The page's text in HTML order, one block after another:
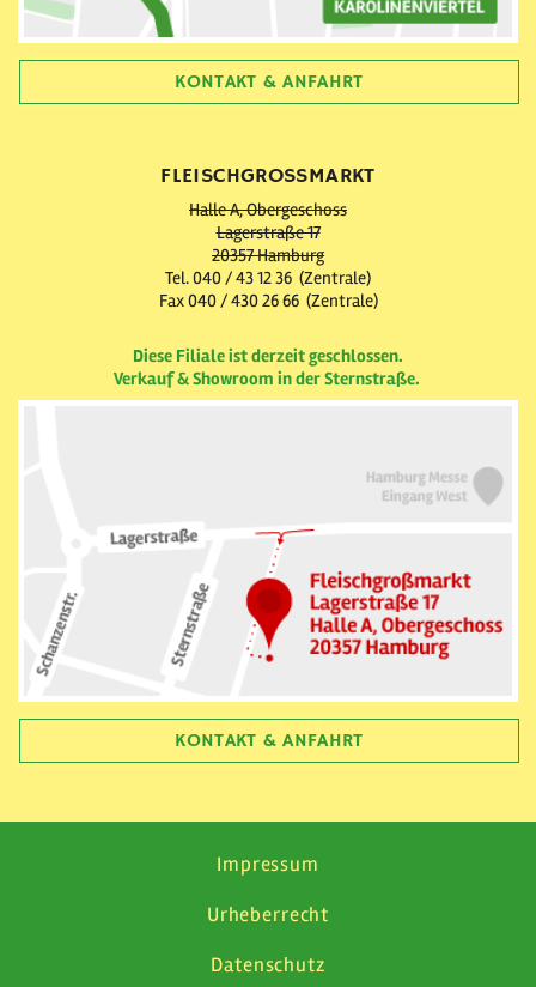
KONTAKT & ANFAHRT
FLEISCHGROSSMARKT
Halle A, Obergeschoss
Lagerstraße 17
20357 Hamburg
Tel. 040 / 43 12 36 (Zentrale)
Fax 040 / 430 26 66 (Zentrale)
Diese Filiale ist derzeit geschlossen.
Verkauf & Showroom in der Sternstraße.
KONTAKT & ANFAHRT
Impressum
Urheberrecht
Datenschutz